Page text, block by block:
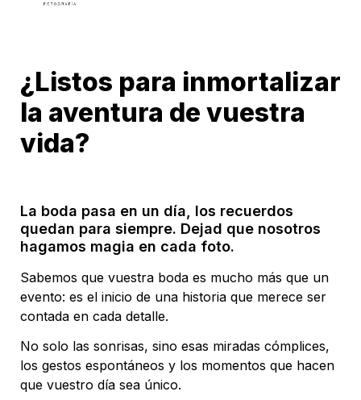
¿Listos para inmortalizar
la aventura de vuestra
vida?
La boda pasa en un día, los recuerdos
quedan para siempre. Dejad que nosotros
hagamos magia en cada foto.
Sabemos que vuestra boda es mucho más que un
evento: es el inicio de una historia que merece ser
contada en cada detalle.
No solo las sonrisas, sino esas miradas cómplices,
los gestos espontáneos y los momentos que hacen
que vuestro día sea único.